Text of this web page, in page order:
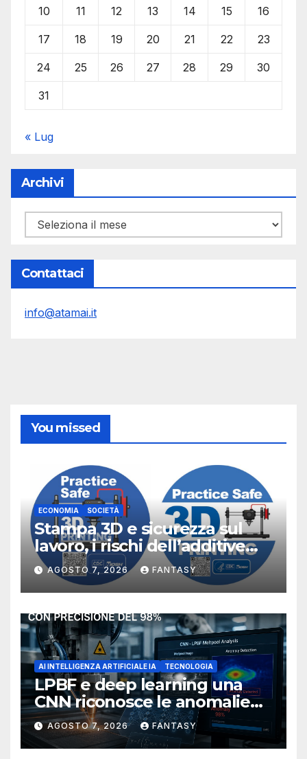
10 11 12 13 14 15 16
17 18 19 20 21 22 23
24 25 26 27 28 29 30
31
« Lug
Archivi
Archivi
Contattaci
info@atamai.it
You missed
ECONOMIA SOCIETÀ
Stampa 3D e sicurezza sul
lavoro, i rischi dell’additive
manufacturing secondo
NIOSH
AGOSTO 7, 2026 FANTASY
AI INTELLIGENZA ARTIFICIALE IA TECNOLOGIA
LPBF e deep learning una
CNN riconosce le anomalie
del bagno di fusione
AGOSTO 7, 2026 FANTASY